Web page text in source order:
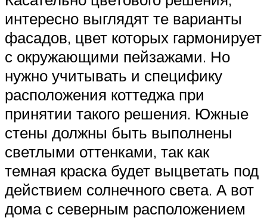
интересно выглядят те варианты
фасадов, цвет которых гармонирует
с окружающими пейзажами. Но
нужно учитывать и специфику
расположения коттеджа при
принятии такого решения. Южные
стены должны быть выполнены
светлыми оттенками, так как
темная краска будет выцветать под
действием солнечного света. А вот
дома с северным расположением